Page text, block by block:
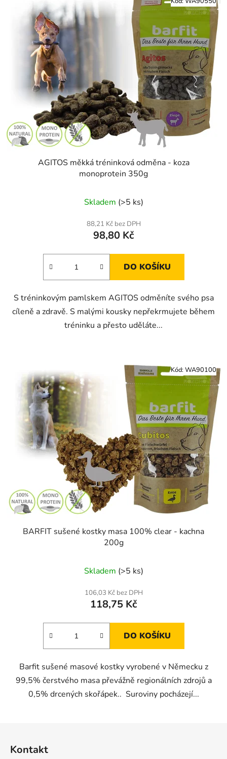
AGITOS měkká tréninková odměna - koza
monoprotein 350g
Skladem (>5 ks)
88,21 Kč bez DPH
98,80 Kč
DO KOŠÍKU
S tréninkovým pamlskem AGITOS odměníte svého psa
cíleně a zdravě. S malými kousky nepřekrmujete během
tréninku a přesto uděláte...
BARFIT sušené kostky masa 100% clear - kachna
200g
Skladem (>5 ks)
106,03 Kč bez DPH
118,75 Kč
DO KOŠÍKU
Barfit sušené masové kostky vyrobené v Německu z
99,5% čerstvého masa převážně regionálních zdrojů a
0,5% drcených skořápek.. Suroviny pocházejí...
Kód: WA90100
Kontakt